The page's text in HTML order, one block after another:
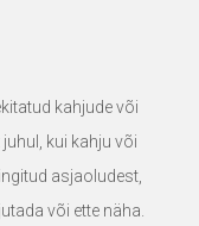
kahjude või
kui kahju või
asjaoludest,
või ette näha.